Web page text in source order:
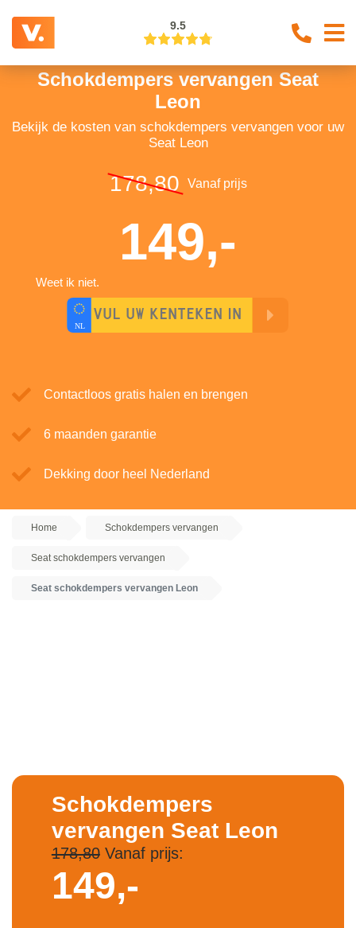
9.5
Schokdempers vervangen Seat
Leon
Bekijk de kosten van schokdempers vervangen voor uw
Seat Leon
178,80 Vanaf prijs
149,-
Weet ik niet.
Contactloos gratis halen en brengen
6 maanden garantie
Dekking door heel Nederland
Home Schokdempers vervangen
Seat schokdempers vervangen
Seat schokdempers vervangen Leon
Schokdempers
vervangen Seat Leon
178,80Vanaf prijs:
149,-